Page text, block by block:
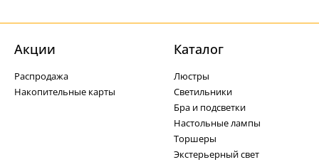
Акции
Распродажа
Накопительные карты
Каталог
Люстры
Светильники
Бра и подсветки
Настольные лампы
Торшеры
Экстерьерный свет